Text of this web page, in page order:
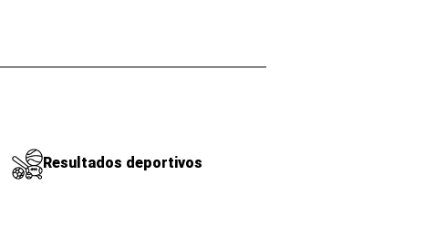
Resultados deportivos